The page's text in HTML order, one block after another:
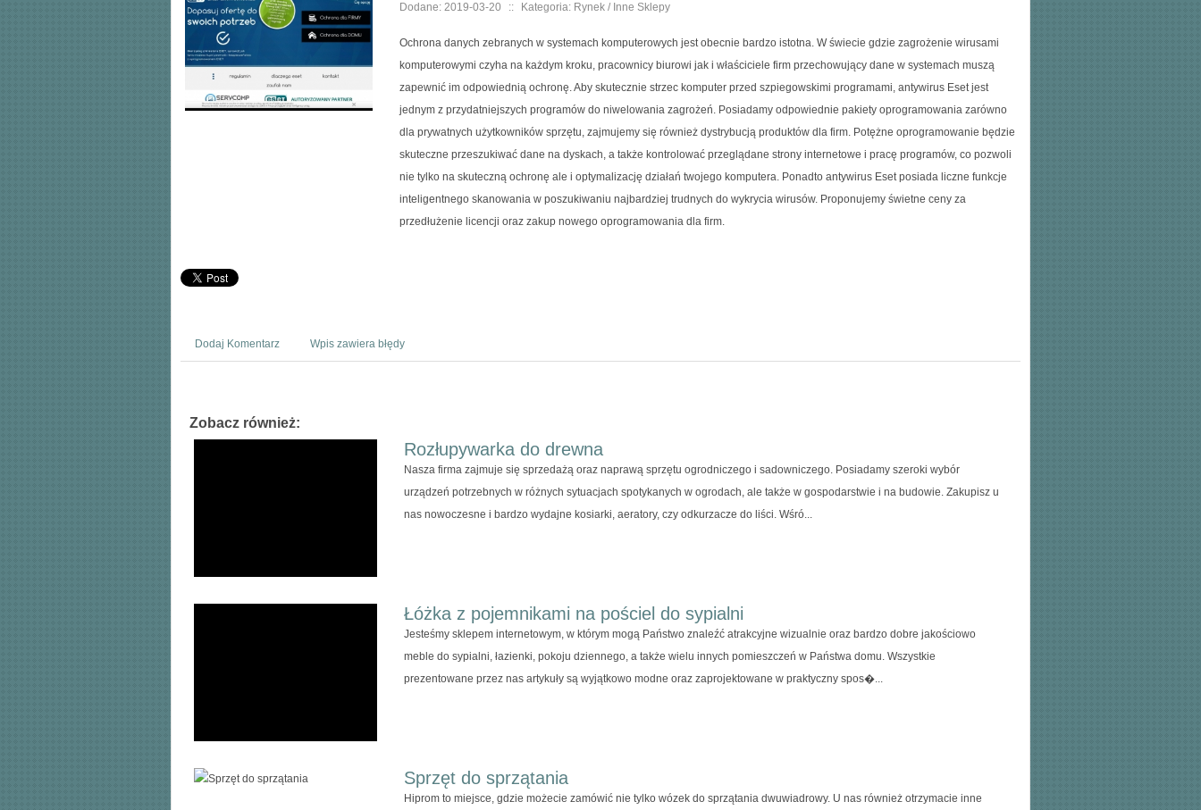
Dodane: 2019-03-20 :: Kategoria: Rynek / Inne Sklepy
Ochrona danych zebranych w systemach komputerowych jest obecnie bardzo istotna. W świecie gdzie zagrożenie wirusami
komputerowymi czyha na każdym kroku, pracownicy biurowi jak i właściciele firm przechowujący dane w systemach muszą
zapewnić im odpowiednią ochronę. Aby skutecznie strzec komputer przed szpiegowskimi programami, antywirus Eset jest
jednym z przydatniejszych programów do niwelowania zagrożeń. Posiadamy odpowiednie pakiety oprogramowania zarówno
dla prywatnych użytkowników sprzętu, zajmujemy się również dystrybucją produktów dla firm. Potężne oprogramowanie będzie
skuteczne przeszukiwać dane na dyskach, a także kontrolować przeglądane strony internetowe i pracę programów, co pozwoli
nie tylko na skuteczną ochronę ale i optymalizację działań twojego komputera. Ponadto antywirus Eset posiada liczne funkcje
inteligentnego skanowania w poszukiwaniu najbardziej trudnych do wykrycia wirusów. Proponujemy świetne ceny za
przedłużenie licencji oraz zakup nowego oprogramowania dla firm.
Dodaj Komentarz Wpis zawiera błędy
Zobacz również:
Rozłupywarka do drewna
Nasza firma zajmuje się sprzedażą oraz naprawą sprzętu ogrodniczego i sadowniczego. Posiadamy szeroki wybór
urządzeń potrzebnych w różnych sytuacjach spotykanych w ogrodach, ale także w gospodarstwie i na budowie. Zakupisz u
nas nowoczesne i bardzo wydajne kosiarki, aeratory, czy odkurzacze do liści. Wśró...
Łóżka z pojemnikami na pościel do sypialni
Jesteśmy sklepem internetowym, w którym mogą Państwo znaleźć atrakcyjne wizualnie oraz bardzo dobre jakościowo
meble do sypialni, łazienki, pokoju dziennego, a także wielu innych pomieszczeń w Państwa domu. Wszystkie
prezentowane przez nas artykuły są wyjątkowo modne oraz zaprojektowane w praktyczny spos�...
Sprzęt do sprzątania
Hiprom to miejsce, gdzie możecie zamówić nie tylko wózek do sprzątania dwuwiadrowy. U nas również otrzymacie inne